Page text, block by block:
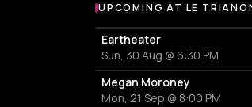
More events at Le Trianon
UPCOMING AT LE
Eartheater
Sun, 30 Aug @ 6:30 PM
Megan Moroney
Mon, 21 Sep @ 8:00 PM